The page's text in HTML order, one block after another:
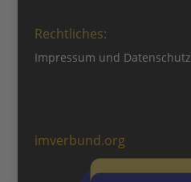
Rechtliches:
Impressum und Datenschutz
imverbund.org